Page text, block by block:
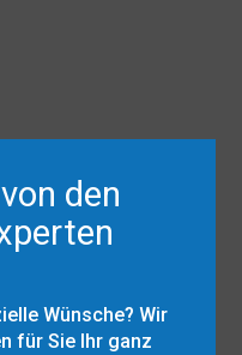
den
Wünsche? Wir
für Sie Ihr ganz